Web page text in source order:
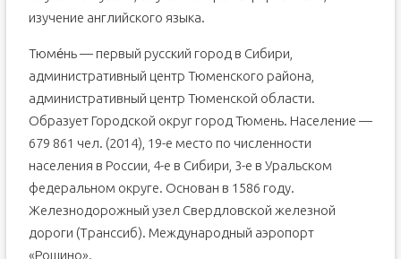
изучение английского языка.
Тюме́нь — первый русский город в Сибири,
административный центр Тюменского района,
административный центр Тюменской области.
Образует Городской округ город Тюмень. Население —
679 861 чел. (2014), 19-е место по численности
населения в России, 4-е в Сибири, 3-е в Уральском
федеральном округе. Основан в 1586 году.
Железнодорожный узел Свердловской железной
дороги (Транссиб). Международный аэропорт
«Рощино».